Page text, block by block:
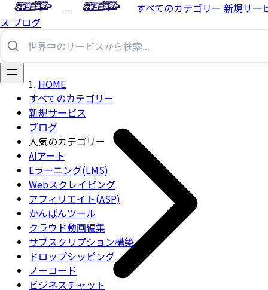
すべてのカテゴリー 新規サー
ス ブログ
すべてのカテゴリー
新規サービス
ブログ
人気のカテゴリー
AIアート
Eラーニング(LMS)
Webスクレイピング
アフィリエイト(ASP)
かんばんツール
クラウド動画編集
サブスクリプション構築
ドロップシッピング
ノーコード
ビジネスチャット
HOME